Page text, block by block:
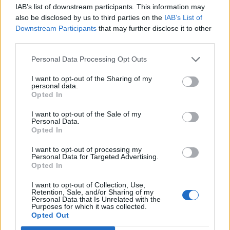
IAB’s list of downstream participants. This information may
also be disclosed by us to third parties on the IAB’s List of
Downstream Participants that may further disclose it to other
Personal Data Processing Opt Outs
I want to opt-out of the Sharing of my
personal data.
Opted In
I want to opt-out of the Sale of my
Personal Data.
Opted In
I want to opt-out of processing my
Personal Data for Targeted Advertising.
Opted In
I want to opt-out of Collection, Use,
Retention, Sale, and/or Sharing of my
Personal Data that Is Unrelated with the
Purposes for which it was collected.
Opted Out
Alejandro Tabilo e pelo belga Alexander Blockx.
Um dos momentos mais aguardados da semana foi
de três torneios do Grand Slam.
A edição de 2026 ficou igualmente marcada pela maior
representação portuguesa de sempre num torneio ATP
realizado em território nacional. Nuno Borges, Jaime
Faria, Henrique Rocha, Frederico Ferreira Silva, Tiago
Pereira e Tiago Torres integraram o quadro principal,
beneficiando, de igual modo, da reorganização dos wild
cards após as entradas diretas de alguns jogadores.
Entre os portugueses, Tiago Torres e Jaime Faria
protagonizaram as melhores campanhas da edição,
ambos alcançando os quartos de final. Torres assinou
um dos resultados mais marcantes do torneio ao
português
Por Ígor Lopes
A cidade de Castelo Branco, na região Centro de
Portugal, acolhe, nos dias 4 e 5 de setembro, no Centro
de Cultura Contemporânea de Castelo Branco (CCCCB),
a primeira edição da “Bienal Internacional de Artes e
Castelo Branco, através da Divisão de Museus e Cultura,
e integrada na programação do “Festival Sabores de
A Bienal nasce na sequência da inclusão de Castelo
Branco na “Rede de Cidades Criativas da UNESCO”,
distinção atribuída em 31 de outubro de 2023, na